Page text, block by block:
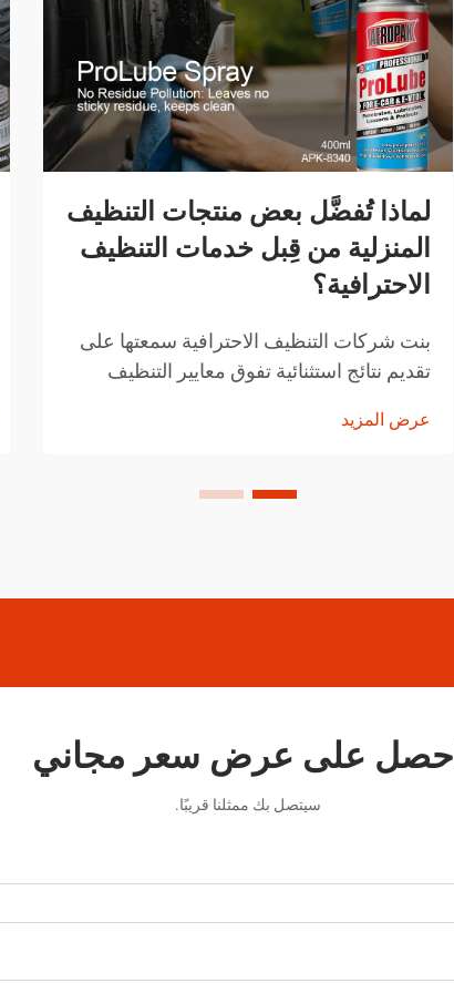
لماذا تُفضَّل بعض منتجات التنظيف
المنزلية من قِبل خدمات التنظيف
الاحترافية؟
بنت شركات التنظيف الاحترافية سمعتها على
تقديم نتائج استثنائية تفوق معايير التنظيف
اختيارات عشوائية، بل هي حلول تم اختيارها
عرض المزيد
احصل على عرض سعر مجاني
سيتصل بك ممثلنا قريبًا.